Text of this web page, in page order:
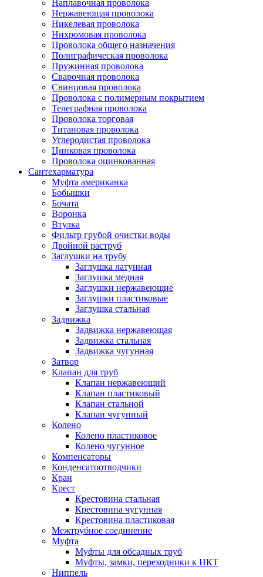
Наплавочная проволока
Нержавеющая проволока
Никелевая проволока
Нихромовая проволока
Проволока общего назначения
Полиграфическая проволока
Пружинная проволока
Сварочная проволока
Свинцовая проволока
Проволока с полимерным покрытием
Телеграфная проволока
Проволока торговая
Титановая проволока
Углеродистая проволока
Цинковая проволока
Проволока оцинкованная
Сантехарматура
Муфта американка
Бобышки
Бочата
Воронка
Втулка
Фильтр грубой очистки воды
Двойной раструб
Заглушки на трубу
Заглушка латунная
Заглушка медная
Заглушки нержавеющие
Заглушки пластиковые
Заглушка стальная
Задвижка
Задвижка нержавеющая
Задвижка стальная
Задвижка чугунная
Затвор
Клапан для труб
Клапан нержавеющий
Клапан пластиковый
Клапан стальной
Клапан чугунный
Колено
Колено пластиковое
Колено чугунное
Компенсаторы
Конденсатоотводчики
Кран
Крест
Крестовина стальная
Крестовина чугунная
Крестовина пластиковая
Межтрубное соединение
Муфта
Муфты для обсадных труб
Муфты, замки, переходники к НКТ
Ниппель